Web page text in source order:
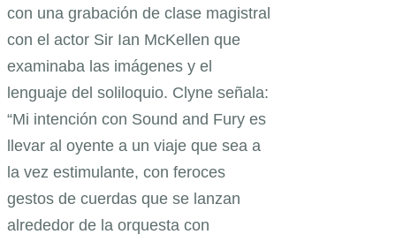
con una grabación de clase magistral
con el actor Sir Ian McKellen que
examinaba las imágenes y el
lenguaje del soliloquio. Clyne señala:
“Mi intención con Sound and Fury es
llevar al oyente a un viaje que sea a
la vez estimulante, con feroces
gestos de cuerdas que se lanzan
alrededor de la orquesta con